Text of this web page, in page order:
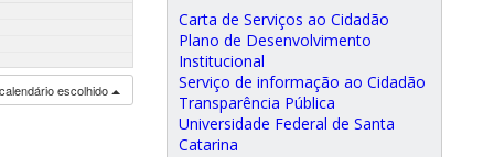
escolhido
Carta de Serviços ao Cidadão
Plano de Desenvolvimento
Institucional
Serviço de informação ao Cidadão
Transparência Pública
Universidade Federal de Santa
Catarina